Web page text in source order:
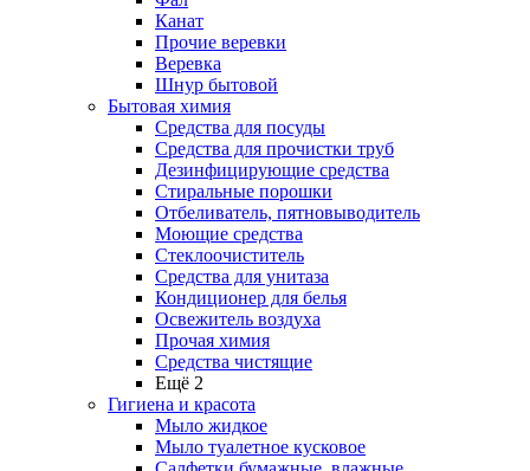
Канат
Прочие веревки
Веревка
Шнур бытовой
Бытовая химия
Средства для посуды
Средства для прочистки труб
Дезинфицирующие средства
Стиральные порошки
Отбеливатель, пятновыводитель
Моющие средства
Стеклоочиститель
Средства для унитаза
Кондиционер для белья
Освежитель воздуха
Прочая химия
Средства чистящие
Ещё 2
Гигиена и красота
Мыло жидкое
Мыло туалетное кусковое